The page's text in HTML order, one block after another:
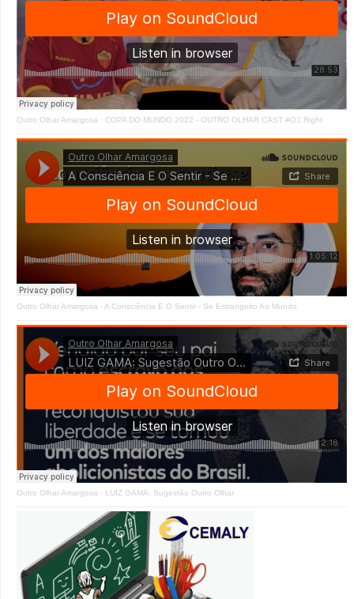
Outro Olhar Amargosa · COPA DO MUNDO 2022 - OUTRO OLHAR CAST #O1 Right
Outro Olhar Amargosa · A Consciência E O Sentir - Se Estrangeiro Ao Mundo
Outro Olhar Amargosa · LUIZ GAMA: Sugestão Outro Olhar